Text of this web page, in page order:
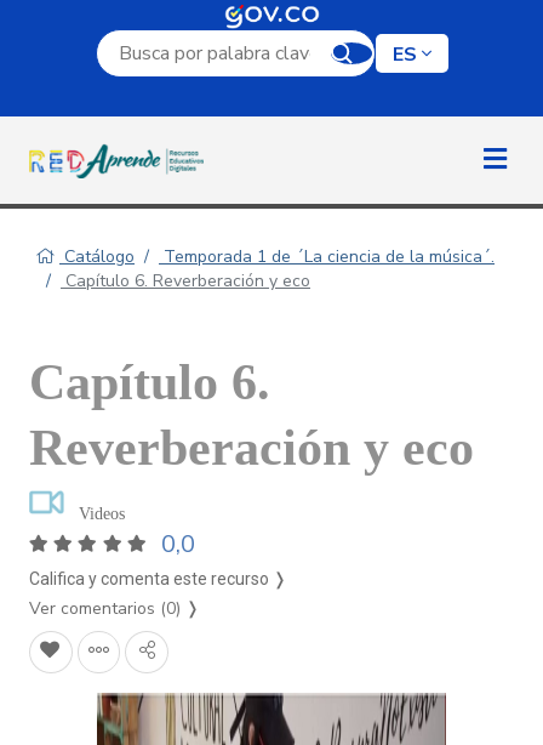
Campo de búsqueda por palabra clave
ES
Catálogo
Temporada 1 de ´La ciencia de la música´.
Capítulo 6. Reverberación y eco
Capítulo 6.
Reverberación y eco
Videos
0,0
Califica y comenta este recurso ❭
Ver comentarios (0) ❭